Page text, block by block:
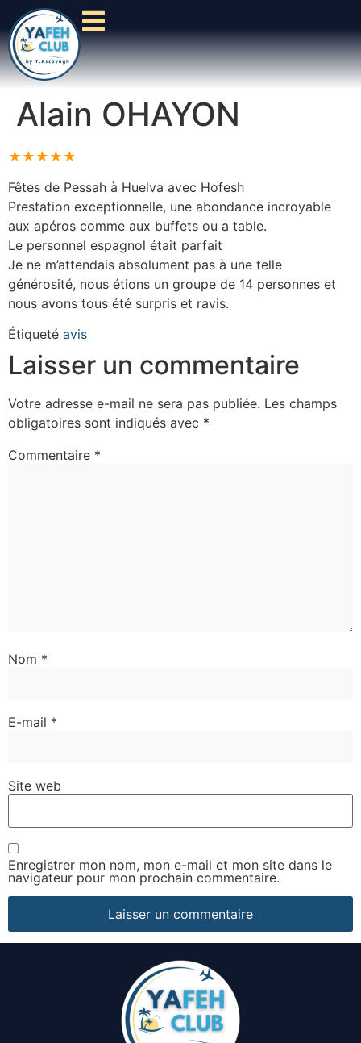
Alain OHAYON
★★★★★
Fêtes de Pessah à Huelva avec Hofesh
Prestation exceptionnelle, une abondance incroyable
aux apéros comme aux buffets ou a table.
Le personnel espagnol était parfait
Je ne m’attendais absolument pas à une telle
générosité, nous étions un groupe de 14 personnes et
nous avons tous été surpris et ravis.
Étiqueté avis
Laisser un commentaire
Votre adresse e-mail ne sera pas publiée. Les champs
obligatoires sont indiqués avec *
Commentaire *
Nom *
E-mail *
Site web
Enregistrer mon nom, mon e-mail et mon site dans le
navigateur pour mon prochain commentaire.